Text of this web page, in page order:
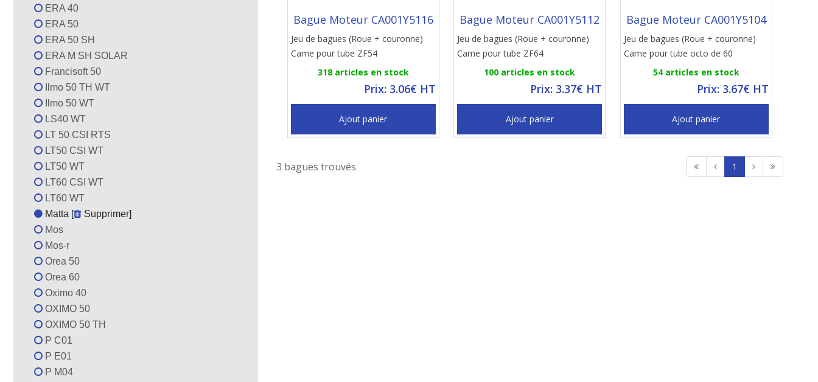
ERA 40
ERA 50
ERA 50 SH
ERA M SH SOLAR
Francisoft 50
Ilmo 50 TH WT
Ilmo 50 WT
LS40 WT
LT 50 CSI RTS
LT50 CSI WT
LT50 WT
LT60 CSI WT
LT60 WT
Matta [
Supprimer]
Mos
Mos-r
Orea 50
Orea 60
Oximo 40
OXIMO 50
OXIMO 50 TH
P C01
P E01
P M04
Bague Moteur CA001Y5116
Jeu de bagues (Roue + couronne)
Came pour tube ZF54
318 articles en stock
Prix: 3.06€ HT
Ajout panier
Bague Moteur CA001Y5112
Jeu de bagues (Roue + couronne)
Came pour tube ZF64
100 articles en stock
Prix: 3.37€ HT
Ajout panier
Bague Moteur CA001Y5104
Jeu de bagues (Roue + couronne)
Came pour tube octo de 60
54 articles en stock
Prix: 3.67€ HT
Ajout panier
3 bagues trouvés 1